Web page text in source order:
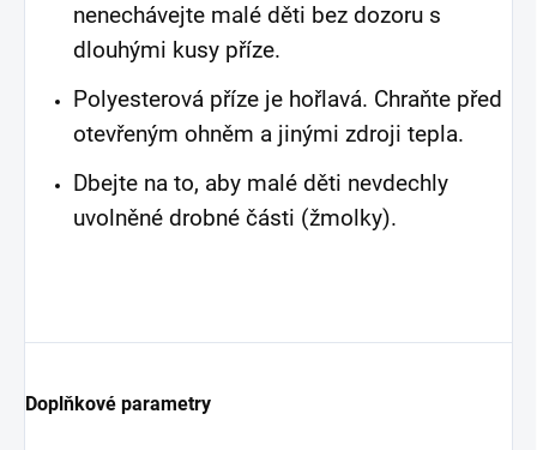
nenechávejte malé děti bez dozoru s
dlouhými kusy příze.
Polyesterová příze je hořlavá. Chraňte před
otevřeným ohněm a jinými zdroji tepla.
Dbejte na to, aby malé děti nevdechly
uvolněné drobné části (žmolky).
Doplňkové parametry